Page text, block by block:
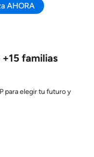
AHORA
familias
para elegir tu futuro y